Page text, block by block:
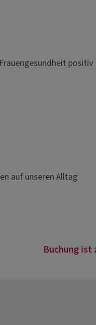
positiv
auf unseren Alltag
Buchung